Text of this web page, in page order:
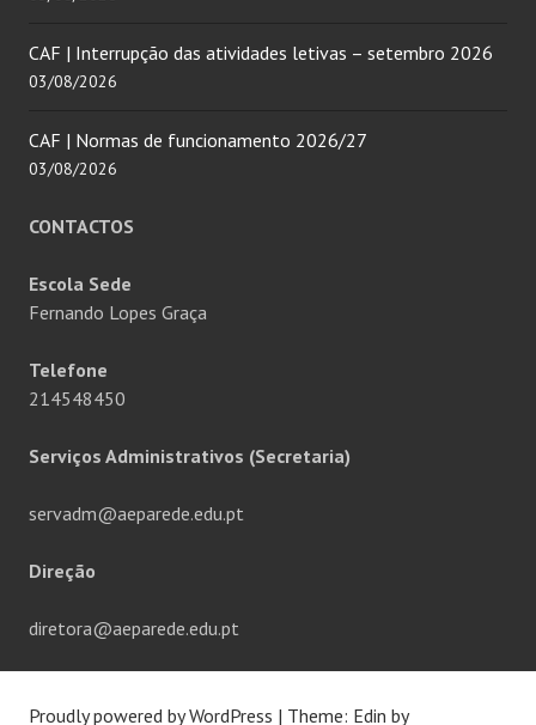
CAF | Interrupção das atividades letivas – setembro 2026
03/08/2026
CAF | Normas de funcionamento 2026/27
03/08/2026
CONTACTOS
Escola Sede
Fernando Lopes Graça
Telefone
214548450
Serviços Administrativos (Secretaria)
servadm@aeparede.edu.pt
Direção
diretora@aeparede.edu.pt
Proudly powered by WordPress | Theme: Edin by